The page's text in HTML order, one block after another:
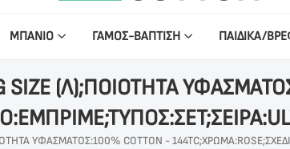
ΜΠΑΝΙΟ ΓΑΜΟΣ-ΒΑΠΤΙΣΗ ΠΑΙΔΙΚΑ/
SIZE (Λ);ΠΟΙΟΤΗΤΑ
ΥΦΑΣΜΑΤΟΣ:100% COTTON -